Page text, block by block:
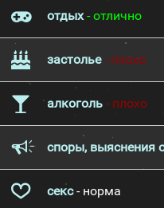
отдых- отлично
застолье- плохо
алкоголь - плохо
споры, выяснения
секс- норма